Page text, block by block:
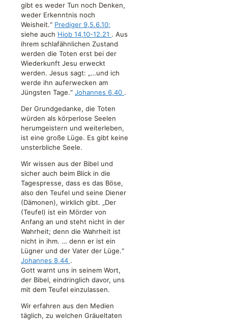
gibt es weder Tun noch Denken,
weder Erkenntnis noch
Weisheit.“ Prediger 9,5.6.10;
siehe auch Hiob 14,10-12.21 . Aus
ihrem schlafähnlichen Zustand
werden die Toten erst bei der
Wiederkunft Jesu erweckt
werden. Jesus sagt: „…und ich
werde ihn auferwecken am
Jüngsten Tage.“ Johannes 6,40 .
Der Grundgedanke, die Toten
würden als körperlose Seelen
herumgeistern und weiterleben,
ist eine große Lüge. Es gibt keine
unsterbliche Seele.
Wir wissen aus der Bibel und
sicher auch beim Blick in die
Tagespresse, dass es das Böse,
also den Teufel und seine Diener
(Dämonen), wirklich gibt. „Der
(Teufel) ist ein Mörder von
Anfang an und steht nicht in der
Wahrheit; denn die Wahrheit ist
nicht in ihm. … denn er ist ein
Lügner und der Vater der Lüge.“
Johannes 8,44 .
Gott warnt uns in seinem Wort,
der Bibel, eindringlich davor, uns
mit dem Teufel einzulassen.
Wir erfahren aus den Medien
täglich, zu welchen Gräueltaten